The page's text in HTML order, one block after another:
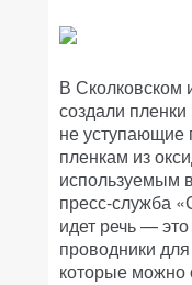
В Сколковском
создали
не уступающие
пленкам из
используемым
пресс-служба
идет речь —
проводники
которые можно